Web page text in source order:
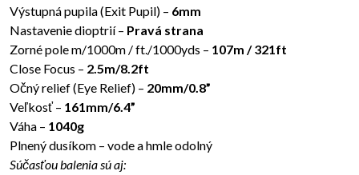
Výstupná pupila (Exit Pupil) – 6mm
Nastavenie dioptrií – Pravá strana
Zorné pole m/1000m / ft./1000yds – 107m / 321ft
Close Focus – 2.5m/8.2ft
Očný relief (Eye Relief) – 20mm/0.8”
Veľkosť – 161mm/6.4”
Váha – 1040g
Plnený dusíkom – vode a hmle odolný
Súčasťou balenia sú aj: